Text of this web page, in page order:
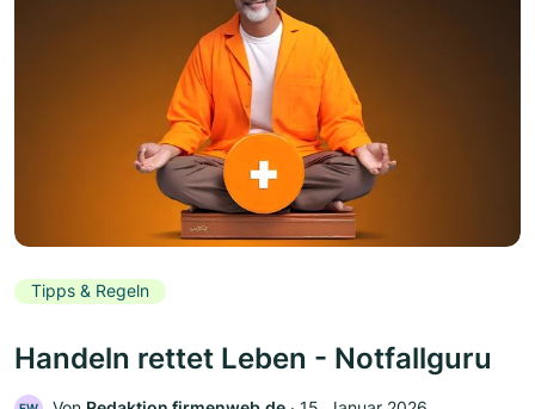
Tipps & Regeln
Handeln rettet Leben - Notfallguru